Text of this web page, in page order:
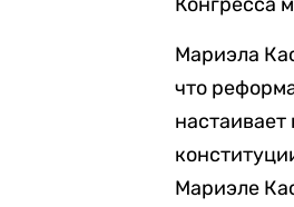
Мариэла
что
Мариэле